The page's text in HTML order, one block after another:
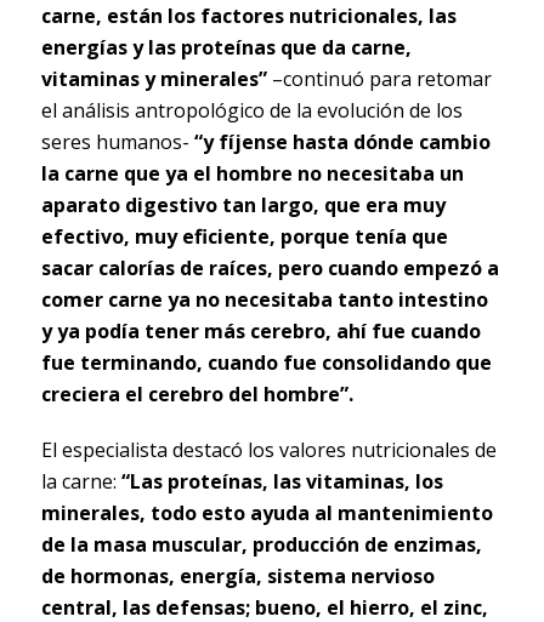
carne, están los factores nutricionales, las
energías y las proteínas que da carne,
vitaminas y minerales” –continuó para retomar
el análisis antropológico de la evolución de los
seres humanos- “y fíjense hasta dónde cambio
la carne que ya el hombre no necesitaba un
aparato digestivo tan largo, que era muy
efectivo, muy eficiente, porque tenía que
sacar calorías de raíces, pero cuando empezó a
comer carne ya no necesitaba tanto intestino
y ya podía tener más cerebro, ahí fue cuando
fue terminando, cuando fue consolidando que
creciera el cerebro del hombre”.
El especialista destacó los valores nutricionales de
la carne: “Las proteínas, las vitaminas, los
minerales, todo esto ayuda al mantenimiento
de la masa muscular, producción de enzimas,
de hormonas, energía, sistema nervioso
central, las defensas; bueno, el hierro, el zinc,